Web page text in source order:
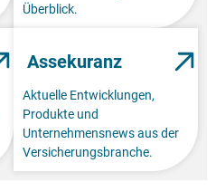
Überblick.
Assekuranz
Aktuelle Entwicklungen,
Produkte und
Unternehmensnews aus der
Versicherungsbranche.